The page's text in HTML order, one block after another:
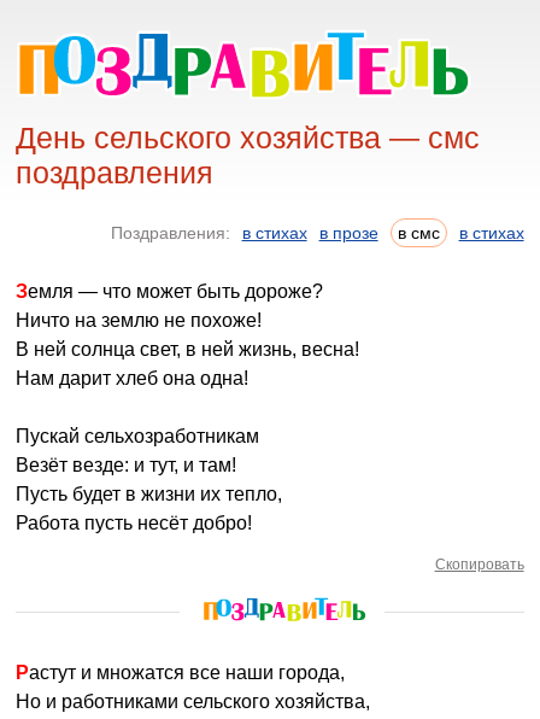
День сельского хозяйства — смс
поздравления
Поздравления: в стихах в прозе в смс в стихах
Земля — что может быть дороже?
Ничто на землю не похоже!
В ней солнца свет, в ней жизнь, весна!
Нам дарит хлеб она одна!
Пускай сельхозработникам
Везёт везде: и тут, и там!
Пусть будет в жизни их тепло,
Работа пусть несёт добро!
Скопировать
Растут и множатся все наши города,
Но и работниками сельского хозяйства,